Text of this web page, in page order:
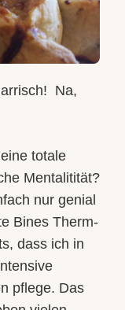
Na,
totale
Mentalitität?
nur genial
Bines Therm-
dass ich in
pflege. Das